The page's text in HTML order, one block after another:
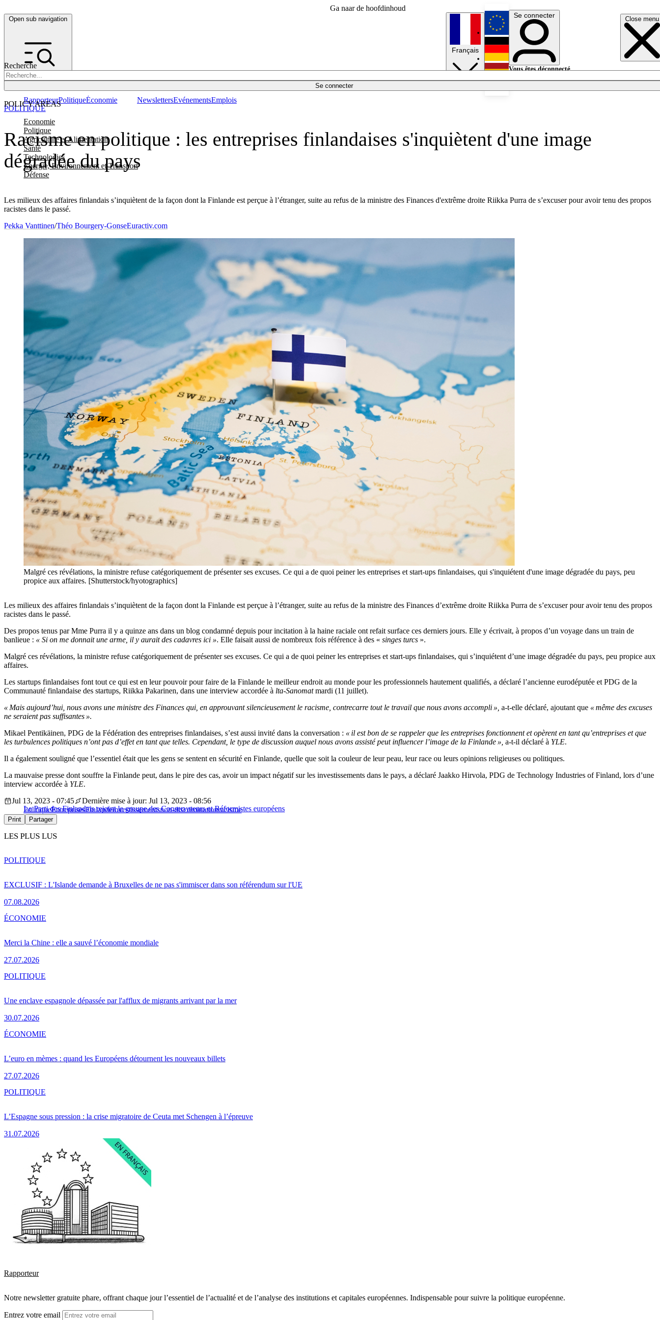
Ga naar de hoofdinhoud
Open sub navigation Close menu
Recherche
Se connecter
POLICY AREAS
Economie
Politique
Agriculture et Alimentation
Santé
Technologies
Energie, Environnement et Transport
Défense
RapporteurPolitiqueÉconomie NewslettersEvénementsEmplois
Français
English
Deutsch
Se connecter
Vous êtes déconnecté.
Racisme en politique : les entreprises finlandaises s'inquiètent d'une image
dégradée du pays
Les milieux des affaires finlandais s’inquiètent de la façon dont la Finlande est perçue à l’étranger, suite au refus de la ministre des Finances d'extrême droite Riikka Purra de s’excuser pour avoir tenu des propos
racistes dans le passé.
POLITIQUE
Pekka Vanttinen/Théo Bourgery-GonseEuractiv.com
Malgré ces révélations, la ministre refuse catégoriquement de présenter ses excuses. Ce qui a de quoi peiner les entreprises et start-ups finlandaises, qui s'inquiétent d'une image dégradée du pays, peu
propice aux affaires. [Shutterstock/hyotographics]
Les milieux des affaires finlandais s’inquiètent de la façon dont la Finlande est perçue à l’étranger, suite au refus de la ministre des Finances d’extrême droite Riikka Purra de s’excuser pour avoir tenu des propos
racistes dans le passé.
Des propos tenus par Mme Purra il y a quinze ans dans un blog condamné depuis pour incitation à la haine raciale ont refait surface ces derniers jours. Elle y écrivait, à propos d’un voyage dans un train de
banlieue : « Si on me donnait une arme, il y aurait des cadavres ici ». Elle faisait aussi de nombreux fois référence à des « singes turcs ».
Malgré ces révélations, la ministre refuse catégoriquement de présenter ses excuses. Ce qui a de quoi peiner les entreprises et start-ups finlandaises, qui s’inquiétent d’une image dégradée du pays, peu propice aux
affaires.
Les startups finlandaises font tout ce qui est en leur pouvoir pour faire de la Finlande le meilleur endroit au monde pour les professionnels hautement qualifiés, a déclaré l’ancienne eurodéputée et PDG de la
Communauté finlandaise des startups, Riikka Pakarinen, dans une interview accordée à lta-Sanomatmardi (11 juillet).
« Mais aujourd’hui, nous avons une ministre des Finances qui, en approuvant silencieusement le racisme, contrecarre tout le travail que nous avons accompli », a-t-elle déclaré, ajoutant que « même des excuses
ne seraient pas suffisantes ».
Mikael Pentikäinen, PDG de la Fédération des entreprises finlandaises, s’est aussi invité dans la conversation : « il est bon de se rappeler que les entreprises fonctionnent et opèrent en tant qu’entreprises et que
les turbulences politiques n’ont pas d’effet en tant que telles. Cependant, le type de discussion auquel nous avons assisté peut influencer l’image de la Finlande », a-t-il déclaré à YLE.
Il a également souligné que l’essentiel était que les gens se sentent en sécurité en Finlande, quelle que soit la couleur de leur peau, leur race ou leurs opinions religieuses ou politiques.
La mauvaise presse dont souffre la Finlande peut, dans le pire des cas, avoir un impact négatif sur les investissements dans le pays, a déclaré Jaakko Hirvola, PDG de Technology Industries of Finland, lors d’une
interview accordée à YLE.
Le Parti des Finlandais rejoint le groupe des Conservateurs et Réformistes européens
Jul 13, 2023 - 07:45
Dernière mise à jour: Jul 13, 2023 - 08:56
PolitiqueEntreprisesFinlandeinvestissementsnon-discriminationracisme
Print Partager
LES PLUS LUS
EXCLUSIF : L'Islande demande à Bruxelles de ne pas s'immiscer dans son référendum sur l'UE
07.08.2026
POLITIQUE
Merci la Chine : elle a sauvé l’économie mondiale
27.07.2026
ÉCONOMIE
Une enclave espagnole dépassée par l'afflux de migrants arrivant par la mer
30.07.2026
POLITIQUE
L’euro en mèmes : quand les Européens détournent les nouveaux billets
27.07.2026
ÉCONOMIE
L’Espagne sous pression : la crise migratoire de Ceuta met Schengen à l’épreuve
31.07.2026
POLITIQUE
Rapporteur
Notre newsletter gratuite phare, offrant chaque jour l’essentiel de l’actualité et de l’analyse des institutions et capitales européennes. Indispensable pour suivre la politique européenne.
Entrez votre email